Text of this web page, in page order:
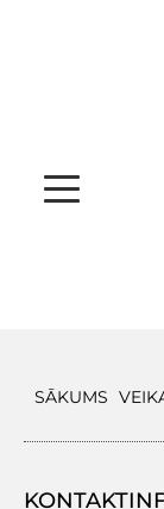
SĀKUMS